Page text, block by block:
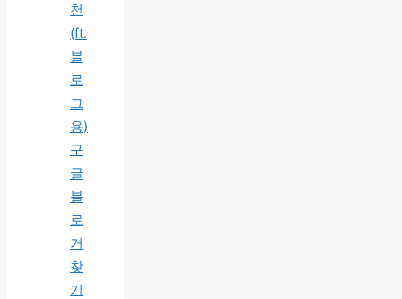
천
(ft.
블
로
그
용)
구
글
블
로
거
찾
기